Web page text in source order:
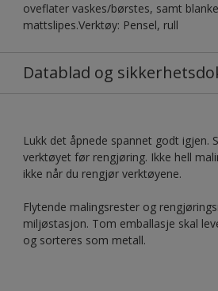
oveflater vaskes/børstes, samt
mattslipes.Verktøy: Pensel, rull
Datablad og
Lukk det åpnede spannet godt igjen.
verktøyet før rengjøring. Ikke hell
ikke når du rengjør verktøyene.
Flytende malingsrester og
miljøstasjon. Tom emballasje skal
og sorteres som metall.